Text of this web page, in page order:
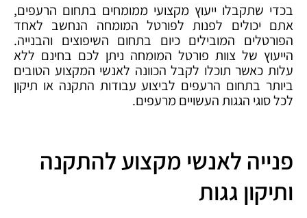
בכדי שתקבלו ייעוץ מקצועי ממומחים בתחום הרעפים,
אתם יכולים לפנות לפורטל המומחה הנחשב לאחד
הפורטלים המובילים כיום בתחום השיפוצים והבנייה.
הייעוץ של צוות פורטל המומחה ניתן לכם בחינם ללא
עלות כאשר תוכלו לקבל הכוונה לאנשי המקצוע הטובים
ביותר בתחום הרעפים לביצוע עבודות התקנה או תיקון
לכל סוגי הגגות העשויים מרעפים.
פנייה לאנשי מקצוע להתקנה
ותיקון גגות